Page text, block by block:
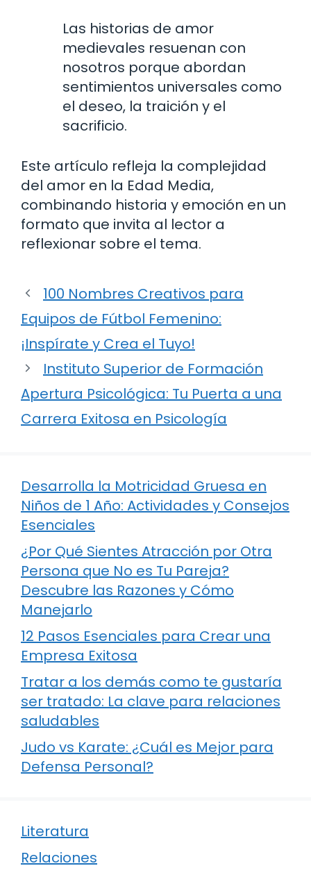
Las historias de amor
medievales resuenan con
nosotros porque abordan
sentimientos universales como
el deseo, la traición y el
sacrificio.
Este artículo refleja la complejidad
del amor en la Edad Media,
combinando historia y emoción en un
formato que invita al lector a
reflexionar sobre el tema.
100 Nombres Creativos para
Equipos de Fútbol Femenino:
¡Inspírate y Crea el Tuyo!
Instituto Superior de Formación
Apertura Psicológica: Tu Puerta a una
Carrera Exitosa en Psicología
Desarrolla la Motricidad Gruesa en
Niños de 1 Año: Actividades y Consejos
Esenciales
¿Por Qué Sientes Atracción por Otra
Persona que No es Tu Pareja?
Descubre las Razones y Cómo
Manejarlo
12 Pasos Esenciales para Crear una
Empresa Exitosa
Tratar a los demás como te gustaría
ser tratado: La clave para relaciones
saludables
Judo vs Karate: ¿Cuál es Mejor para
Defensa Personal?
Literatura
Relaciones